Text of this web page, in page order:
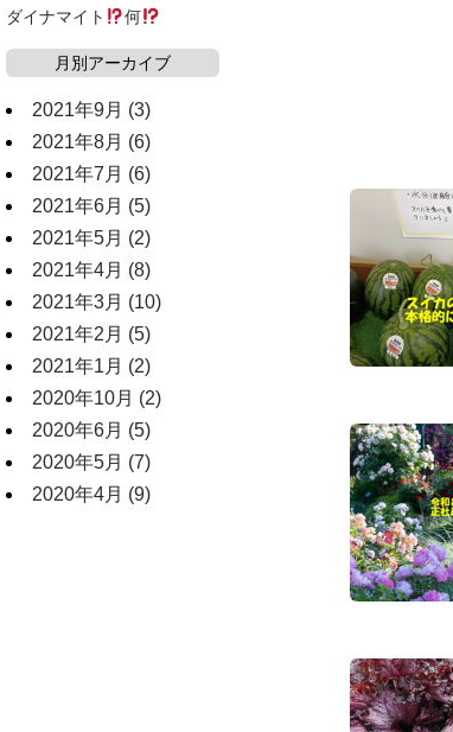
ダイナマイト
何
月別アーカイブ
2021年9月 (3)
2021年8月 (6)
2021年7月 (6)
2021年6月 (5)
2021年5月 (2)
2021年4月 (8)
2021年3月 (10)
2021年2月 (5)
2021年1月 (2)
2020年10月 (2)
2020年6月 (5)
2020年5月 (7)
2020年4月 (9)